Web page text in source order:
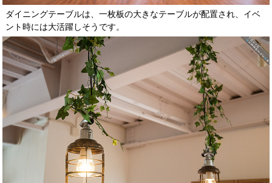
ダイニングテーブルは、一枚板の大きなテーブルが配置され、イベ
ント時には大活躍しそうです。